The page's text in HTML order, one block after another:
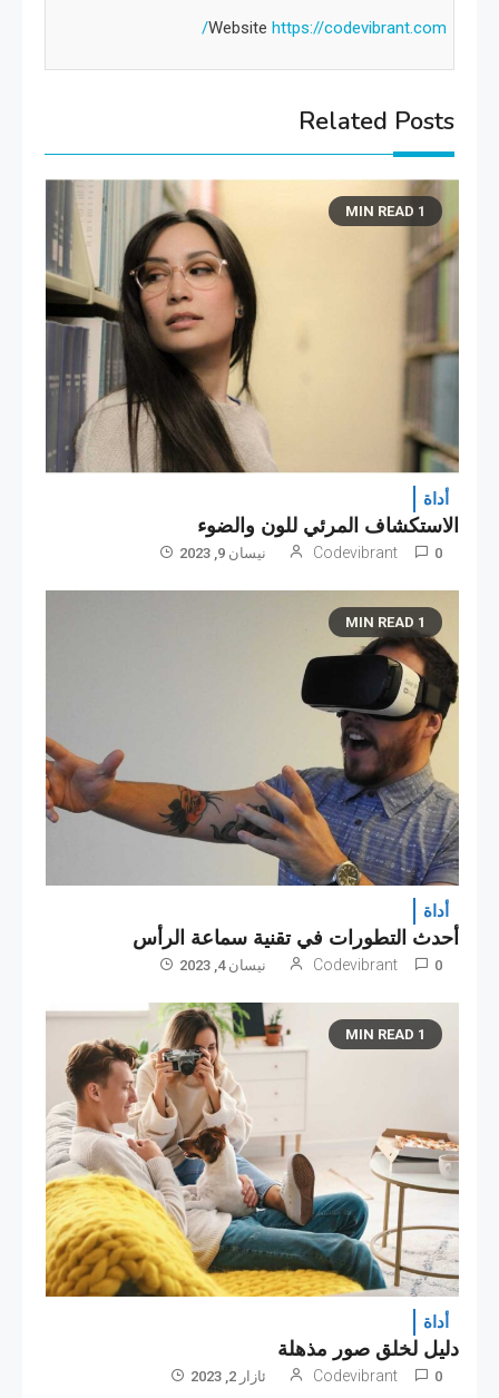
Website https://codevibrant.com/
Related Posts
1 MIN READ
أداة
الاستكشاف المرئي للون والضوء
نیسان 9, 2023 Codevibrant 0
1 MIN READ
أداة
أحدث التطورات في تقنية سماعة الرأس
نیسان 4, 2023 Codevibrant 0
1 MIN READ
أداة
دليل لخلق صور مذهلة
ئازار 2, 2023 Codevibrant 0